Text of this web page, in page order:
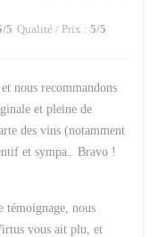
/5 Qualité / Prix : 5/5
nous recommandons
et pleine de
des vins (notamment
et sympa.. Bravo !
nous
vous ait plu, et